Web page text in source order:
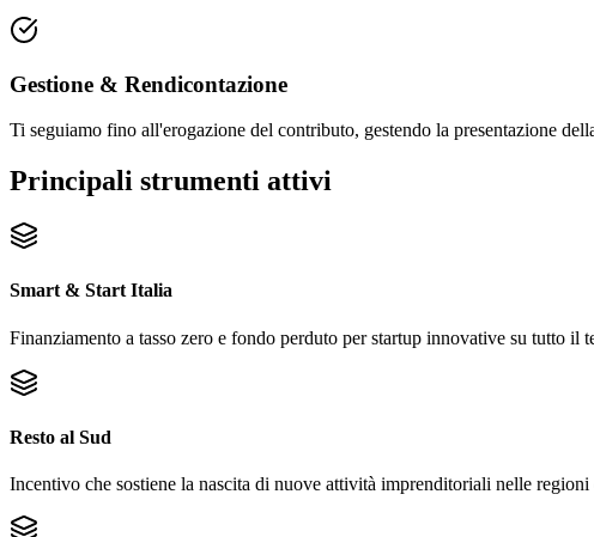
Gestione & Rendicontazione
Ti seguiamo fino all'erogazione del contributo, gestendo la presentazione
Principali strumenti attivi
Smart & Start Italia
Finanziamento a tasso zero e fondo perduto per startup innovative su tutto il
Resto al Sud
Incentivo che sostiene la nascita di nuove attività imprenditoriali nelle